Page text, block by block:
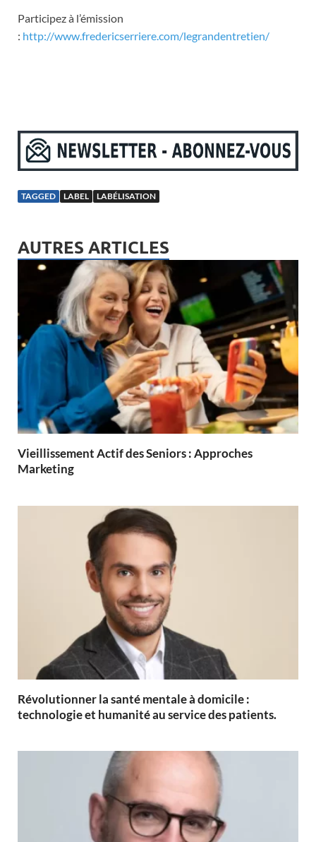
Participez à l’émission
: http://www.fredericserriere.com/legrandentretien/
TAGGED LABEL LABÉLISATION
AUTRES ARTICLES
Vieillissement Actif des Seniors : Approches
Marketing
Révolutionner la santé mentale à domicile :
technologie et humanité au service des patients.